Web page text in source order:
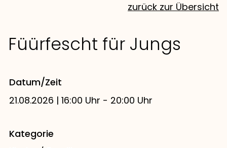
zurück zur Übersicht
Füürfescht für Jungs
Datum/Zeit
21.08.2026 | 16:00 Uhr - 20:00 Uhr
Kategorie